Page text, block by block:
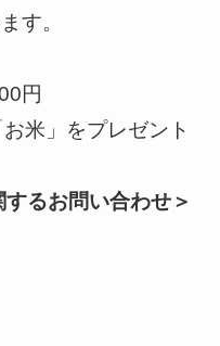
す。
円
米」をプレゼント
るお問い合わせ＞